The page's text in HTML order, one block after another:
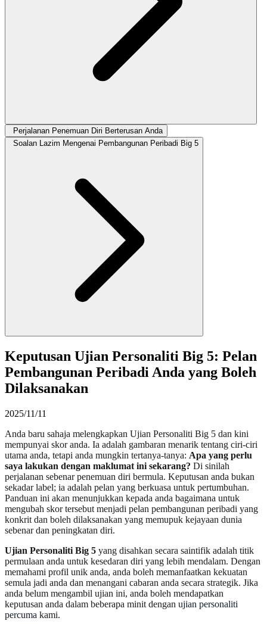
Perjalanan Penemuan Diri Berterusan Anda
Soalan Lazim Mengenai Pembangunan Peribadi Big 5
Keputusan Ujian Personaliti Big 5: Pelan
Pembangunan Peribadi Anda yang Boleh
Dilaksanakan
2025/11/11
Anda baru sahaja melengkapkan Ujian Personaliti Big 5 dan kini
mempunyai skor anda. Ia adalah gambaran menarik tentang ciri-ciri
utama anda, tetapi anda mungkin tertanya-tanya: Apa yang perlu
saya lakukan dengan maklumat ini sekarang? Di sinilah
perjalanan sebenar penemuan diri bermula. Keputusan anda bukan
sekadar label; ia adalah pelan yang berkuasa untuk pertumbuhan.
Panduan ini akan menunjukkan kepada anda bagaimana untuk
mengubah skor tersebut menjadi pelan pembangunan peribadi yang
konkrit dan boleh dilaksanakan yang memupuk kejayaan dunia
sebenar dan peningkatan diri.
Ujian Personaliti Big 5 yang disahkan secara saintifik adalah titik
permulaan anda untuk kesedaran diri yang lebih mendalam. Dengan
memahami profil unik anda, anda boleh memanfaatkan kekuatan
semula jadi anda dan menangani cabaran anda secara strategik. Jika
anda belum mengambil ujian ini, anda boleh mendapatkan
keputusan anda dalam beberapa minit dengan ujian personaliti
percuma kami.